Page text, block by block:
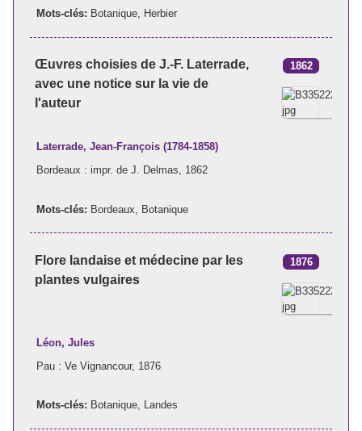
Mots-clés: Botanique, Herbier
Œuvres choisies de J.-F. Laterrade,
avec une notice sur la vie de
l'auteur
1862
Laterrade, Jean-François (1784-1858)
Bordeaux : impr. de J. Delmas, 1862
Mots-clés: Bordeaux Botanique
Flore landaise et médecine par les
plantes vulgaires
1876
Léon, Jules
Pau : Ve Vignancour, 1876
Mots-clés: Botanique, Landes